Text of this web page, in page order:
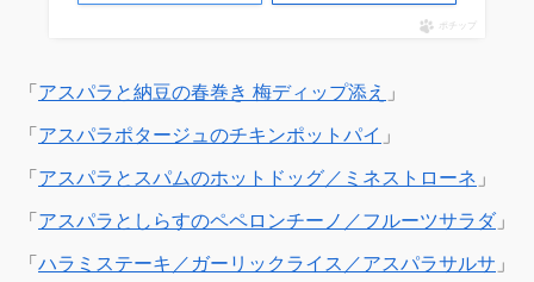
ポチップ
「 アスパラと納豆の春巻き 梅ディップ添え 」
「 アスパラポタージュのチキンポットパイ 」
「 アスパラとスパムのホットドッグ／ミネストローネ 」
「 アスパラとしらすのペペロンチーノ／フルーツサラダ」
「 ハラミステーキ／ガーリックライス／アスパラサルサ 」